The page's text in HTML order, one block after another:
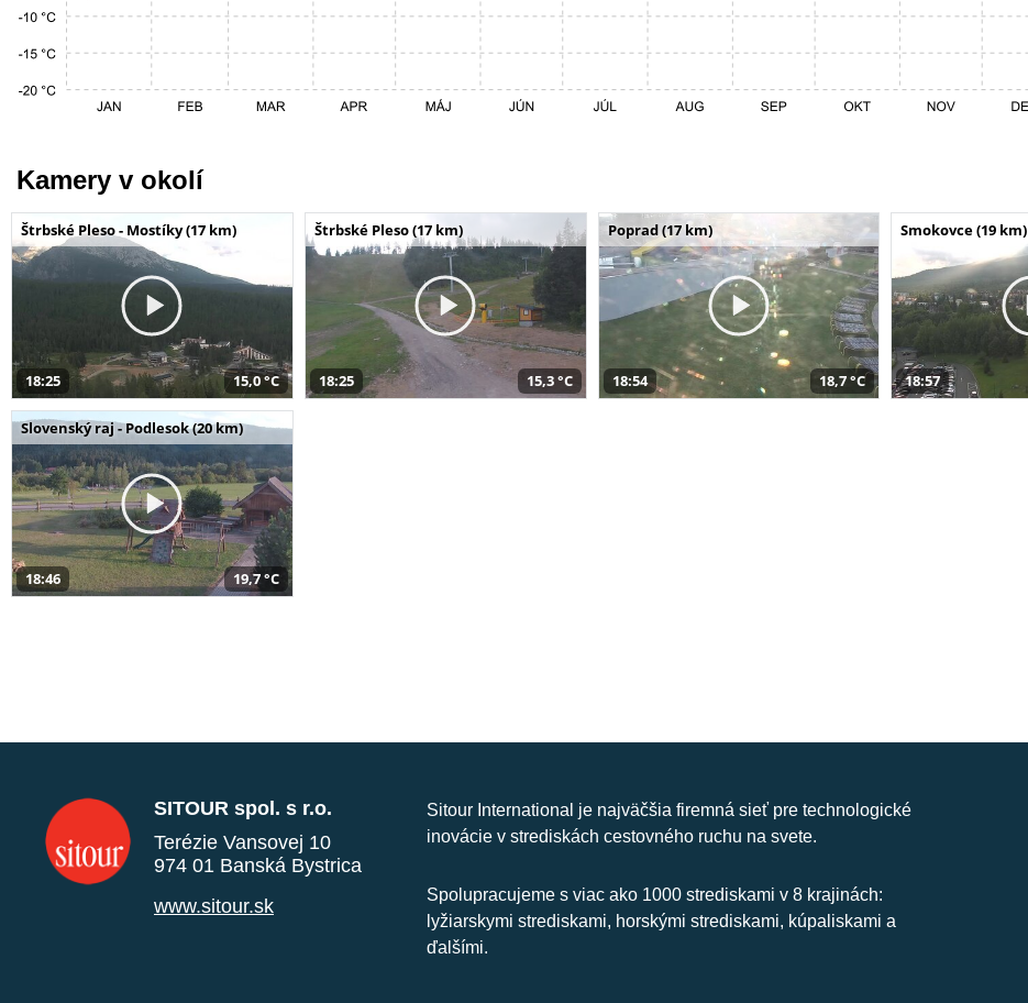
Kamery v okolí
Štrbské Pleso - Mostíky (17 km)
18:25 15,0 °C
Štrbské Pleso (17 km)
18:25 15,3 °C
Poprad (17 km)
18:54 18,7 °C
Smokovce (19 km)
18:57
Slovenský raj - Podlesok (20 km)
18:46 19,7 °C
SITOUR spol. s r.o.
Terézie Vansovej 10
974 01 Banská Bystrica
www.sitour.sk
Sitour International je najväčšia firemná sieť pre technologické
inovácie v strediskách cestovného ruchu na svete.
Spolupracujeme s viac ako 1000 strediskami v 8 krajinách:
lyžiarskymi strediskami, horskými strediskami, kúpaliskami a
ďalšími.